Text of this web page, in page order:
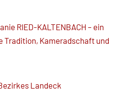
RIED-KALTENBACH – ein
Tradition, Kameradschaft und
Landeck